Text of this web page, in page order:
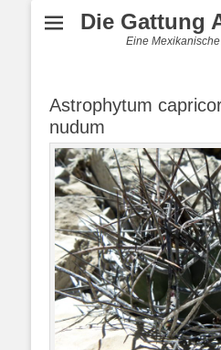
Die Gattung
Eine
Astrophytum
nudum